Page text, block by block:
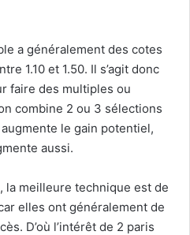
a généralement des cotes
1.10 et 1.50. Il s’agit donc
faire des multiples ou
combine 2 ou 3 sélections
le gain potentiel,
aussi.
la meilleure technique est de
elles ont généralement de
D’où l’intérêt de 2 paris